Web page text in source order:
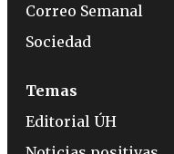
Correo Semanal
Sociedad
Temas
Editorial ÚH